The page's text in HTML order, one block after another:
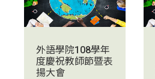
外語學院108學年
度慶祝教師節暨表
揚大會